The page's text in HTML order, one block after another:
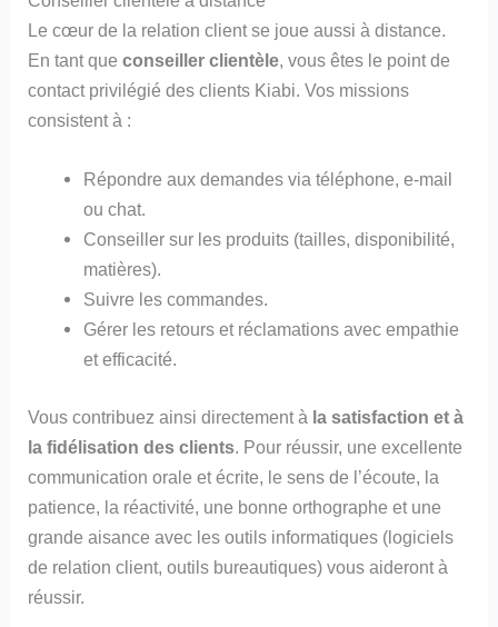
Le cœur de la relation client se joue aussi à distance.
En tant queconseiller clientèle, vous êtes le point de
contact privilégié des clients Kiabi. Vos missions
consistent à :
Répondre aux demandes via téléphone, e-mail
ou chat.
Conseiller sur les produits (tailles, disponibilité,
matières).
Suivre les commandes.
Gérer les retours et réclamations avec empathie
et efficacité.
Vous contribuez ainsi directement à la satisfaction et à
la fidélisation des clients. Pour réussir, une excellente
communication orale et écrite, le sens de l’écoute, la
patience, la réactivité, une bonne orthographe et une
grande aisance avec les outils informatiques (logiciels
de relation client, outils bureautiques) vous aideront à
réussir.